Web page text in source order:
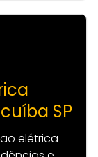
SP
elétrica